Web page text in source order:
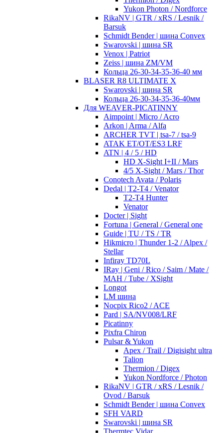
Yukon Photon / Nordforce
RikaNV | GTR / xRS / Lesnik /
Barsuk
Schmidt Bender | шина Convex
Swarovski | шина SR
Venox | Patriot
Zeiss | шина ZM/VM
Кольца 26-30-34-35-36-40 мм
BLASER R8 ULTIMATE X
Swarovski | шина SR
Кольца 26-30-34-35-36-40мм
Для WEAVER-PICATINNY
Aimpoint | Micro / Acro
Arkon | Arma / Alfa
ARCHER TVT | tsa-7 / tsa-9
ATAK ET/OT/ES3 LRF
ATN | 4 / 5 / HD
HD X-Sight I+II / Mars
4/5 X-Sight / Mars / Thor
Conotech Avata / Polaris
Dedal | T2-T4 / Venator
T2-T4 Hunter
Venator
Docter | Sight
Fortuna | General / General one
Guide | TU / TS / TR
Hikmicro | Thunder 1-2 / Alpex /
Stellar
Infiray TD70L
IRay | Geni / Rico / Saim / Mate /
MAH / Tube / XSight
Longot
LM шина
Nocpix Rico2 / ACE
Pard | SA/NV008/LRF
Picatinny
Pixfra Chiron
Pulsar & Yukon
Apex / Trail / Digisight ultra
Talion
Thermion / Digex
Yukon Nordforce / Photon
RikaNV | GTR / xRS / Lesnik /
Ovod / Barsuk
Schmidt Bender | шина Convex
SFH VARD
Swarovski | шина SR
Thermtec Vidar